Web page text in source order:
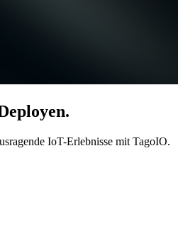
IoT-Erlebnisse mit TagoIO.